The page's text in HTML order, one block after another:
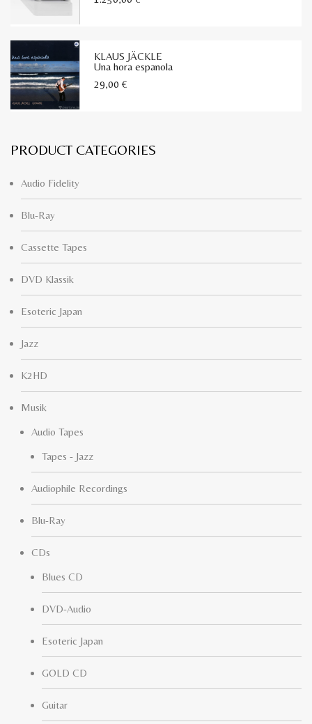
KLAUS JÄCKLE
Una hora espanola
29,00 €
PRODUCT CATEGORIES
Audio Fidelity
Blu-Ray
Cassette Tapes
DVD Klassik
Esoteric Japan
Jazz
K2HD
Musik
Audio Tapes
Tapes - Jazz
Audiophile Recordings
Blu-Ray
CDs
Blues CD
DVD-Audio
Esoteric Japan
GOLD CD
Guitar